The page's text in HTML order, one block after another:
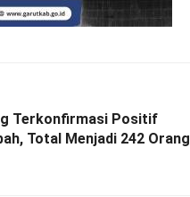
Terkonfirmasi Positif
Total Menjadi 242 Orang